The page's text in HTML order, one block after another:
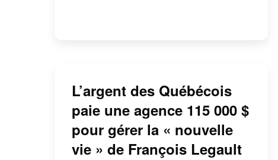
L’argent des Québécois
paie une agence 115 000 $
pour gérer la « nouvelle
vie » de François Legault